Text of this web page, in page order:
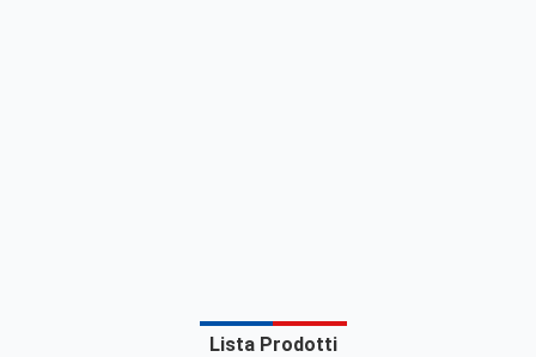
Lista Prodotti